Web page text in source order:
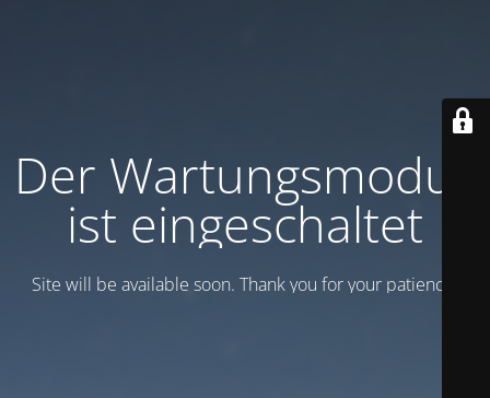
Der Wartungsmodus
ist eingeschaltet
Site will be available soon. Thank you for your patience!